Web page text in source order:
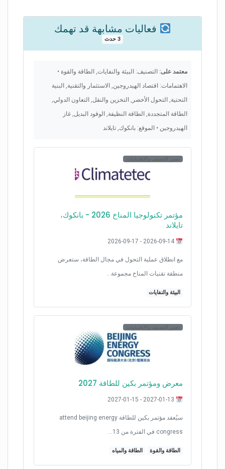
فعاليات مشابهة قد تهمك
3 حدث
معتمد على: التصنيف: البيئة والنفايات, الطاقة والقوة •
الاهتمامات: اقتصاد الهيدروجين, الاستثمار والتقنية, البنية
التحتية, التحول الأخضر, التخزين والنقل, التعاون الدولي,
الطاقة المتجددة, الطاقة النظيفة, الوقود البديل, غاز
الهيدروجين • الموقع: بانكوك, تايلاند
نفس التصنيف والاهتمامات
مؤتمر تكنولوجيا المناخ 2026 - بانكوك،
تايلاند
مع انطلاق عملية التحول في مجال الطاقة، ستعرض
منطقة تقنيات المناخ مجموعة…
البيئة والنفايات
نفس التصنيف والاهتمامات
معرض ومؤتمر بكين للطاقة 2027
سيُعقد مؤتمر بكين للطاقة attend beijing energy
congress في الفترة من 13…
الطاقة والقوة الطاقة والمياه